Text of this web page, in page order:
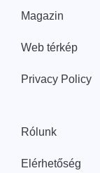
Magazin
Web térkép
Privacy Policy
Rólunk
Elérhetőség